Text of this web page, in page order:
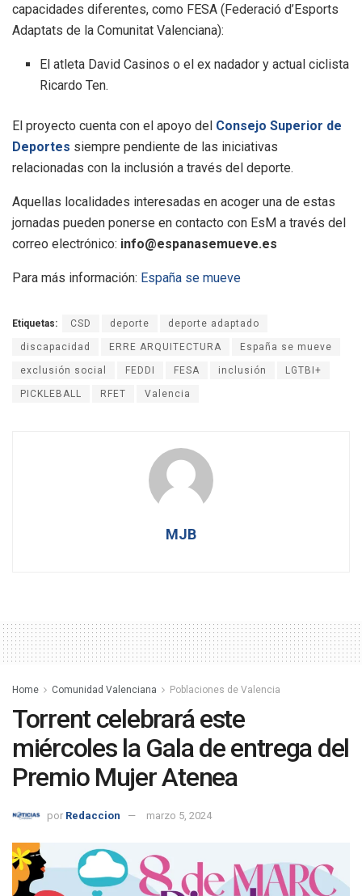
capacidades diferentes, como FESA (Federació d’Esports
Adaptats de la Comunitat Valenciana):
El atleta David Casinos o el ex nadador y actual ciclista
Ricardo Ten.
El proyecto cuenta con el apoyo del Consejo Superior de
Deportes siempre pendiente de las iniciativas
relacionadas con la inclusión a través del deporte.
Aquellas localidades interesadas en acoger una de estas
jornadas pueden ponerse en contacto con EsM a través del
correo electrónico: info@espanasemueve.es
Para más información: España se mueve
Etiquetas: CSD deporte deporte adaptado
discapacidad ERRE ARQUITECTURA España se mueve
exclusión social FEDDI FESA inclusión LGTBI+
PICKLEBALL RFET Valencia
MJB
Home Comunidad Valenciana Poblaciones de Valencia
Torrent celebrará este
miércoles la Gala de entrega del
Premio Mujer Atenea
por Redaccion marzo 5, 2024